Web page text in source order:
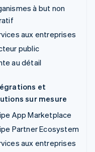
à but non
aux entreprises
public
au détail
et
sur mesure
App Marketplace
Partner Ecosystem
aux entreprises